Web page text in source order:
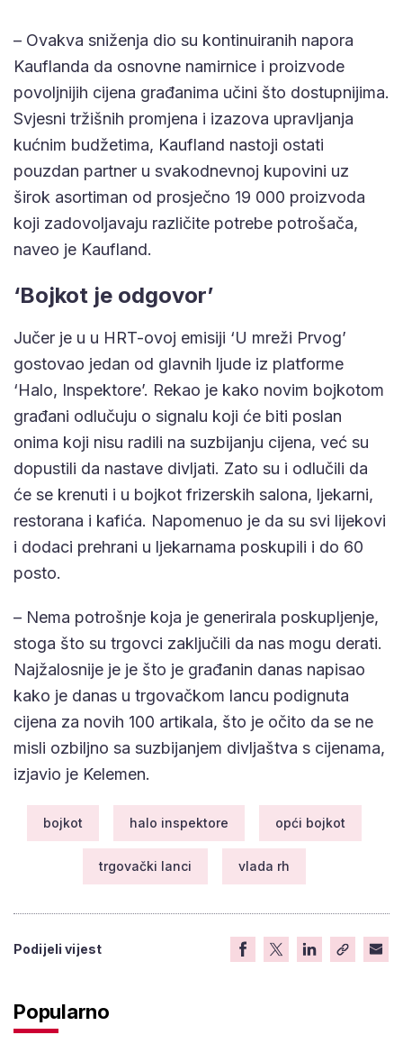
– Ovakva sniženja dio su kontinuiranih napora
Kauflanda da osnovne namirnice i proizvode
povoljnijih cijena građanima učini što dostupnijima.
Svjesni tržišnih promjena i izazova upravljanja
kućnim budžetima, Kaufland nastoji ostati
pouzdan partner u svakodnevnoj kupovini uz
širok asortiman od prosječno 19 000 proizvoda
koji zadovoljavaju različite potrebe potrošača,
naveo je Kaufland.
‘Bojkot je odgovor’
Jučer je u u HRT-ovoj emisiji ‘U mreži Prvog’
gostovao jedan od glavnih ljude iz platforme
‘Halo, Inspektore’. Rekao je kako novim bojkotom
građani odlučuju o signalu koji će biti poslan
onima koji nisu radili na suzbijanju cijena, već su
dopustili da nastave divljati. Zato su i odlučili da
će se krenuti i u bojkot frizerskih salona, ljekarni,
restorana i kafića. Napomenuo je da su svi lijekovi
i dodaci prehrani u ljekarnama poskupili i do 60
posto.
– Nema potrošnje koja je generirala poskupljenje,
stoga što su trgovci zaključili da nas mogu derati.
Najžalosnije je je što je građanin danas napisao
kako je danas u trgovačkom lancu podignuta
cijena za novih 100 artikala, što je očito da se ne
misli ozbiljno sa suzbijanjem divljaštva s cijenama,
izjavio je Kelemen.
bojkot halo inspektore opći bojkot
trgovački lanci vlada rh
Podijeli vijest
Popularno